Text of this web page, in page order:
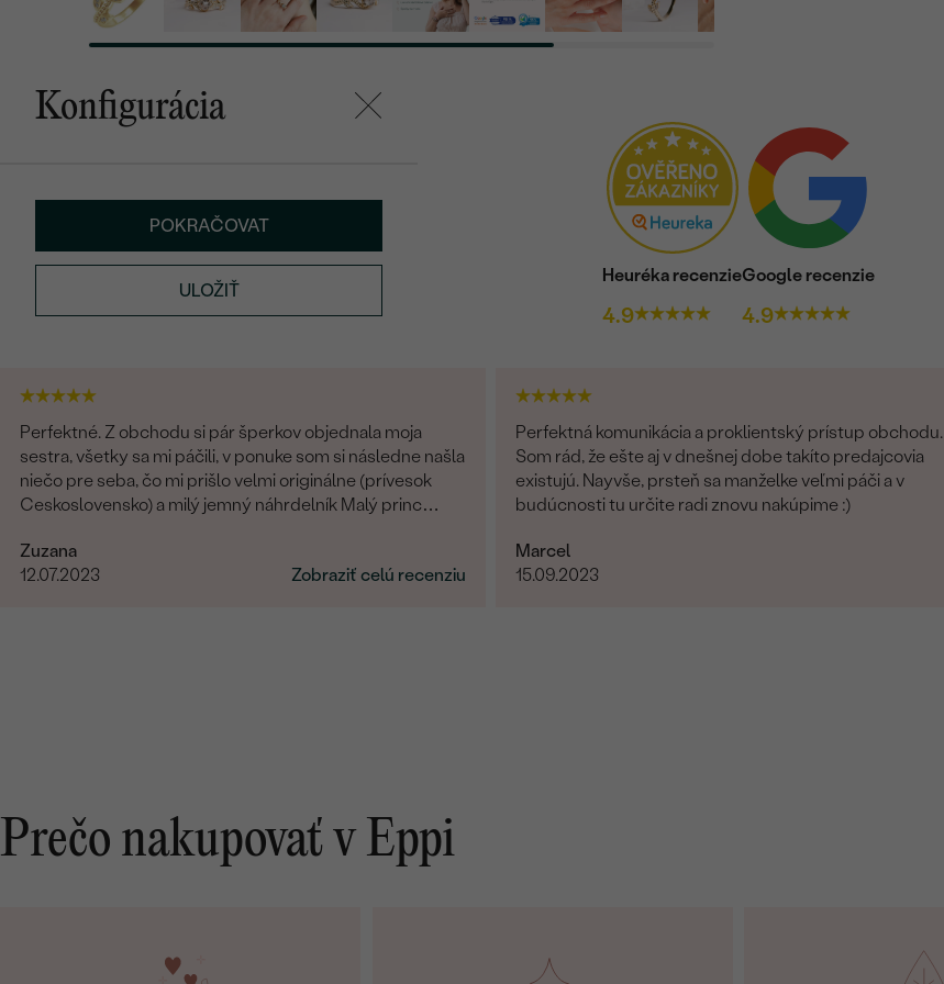
Konfigurácia
POKRAČOVAT
ULOŽIŤ
Heuréka recenzie
4.9
Google recenzie
4.9
Perfektné. Z obchodu si pár šperkov objednala moja
sestra, všetky sa mi páčili, v ponuke som si následne našla
niečo pre seba, čo mi prišlo velmi originálne (prívesok
Ceskoslovensko) a milý jemný náhrdelník Malý princ
Obchod a tovar odporúčam, kto hladá šperk, urcite si
nájde to svoje.
Zuzana
12.07.2023
Zobraziť celú recenziu
Perfektná komunikácia a proklientský prístup obchodu.
Som rád, že ešte aj v dnešnej dobe takíto predajcovia
existujú. Nayvše, prsteň sa manželke veľmi páči a v
budúcnosti tu určite radi znovu nakúpime :)
Marcel
15.09.2023
Prečo nakupovať v Eppi